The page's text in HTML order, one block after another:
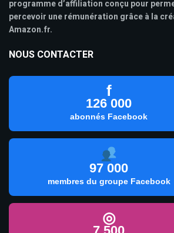
programme d’affiliation conçu pour
percevoir une rémunération grâce à la
Amazon.fr.
NOUS CONTACTER
f
126 000
abonnés Facebook
97 000
membres du groupe Facebook
◎
7 500